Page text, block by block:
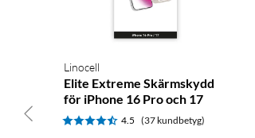
Linocell
Elite Extreme Skärmskydd
för iPhone 16 Pro och 17
4.5 (37 kundbetyg)